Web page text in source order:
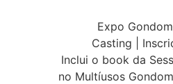
Expo
Casting |
Inclui o book da
no Multíusos